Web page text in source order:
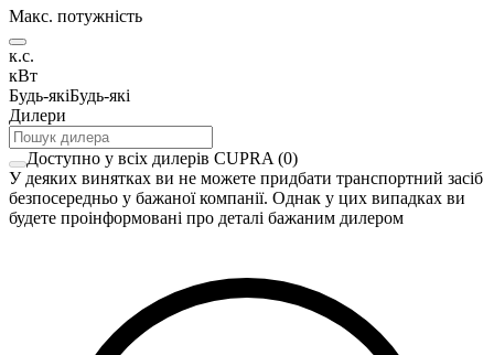
Макс. потужність
к.с.
кВт
Будь-якіБудь-які
Дилери
Доступно у всіх дилерів CUPRA (0)
У деяких винятках ви не можете придбати транспортний засіб
безпосередньо у бажаної компанії. Однак у цих випадках ви
будете проінформовані про деталі бажаним дилером